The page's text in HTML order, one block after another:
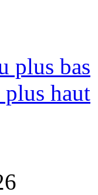
plus bas
plus haut